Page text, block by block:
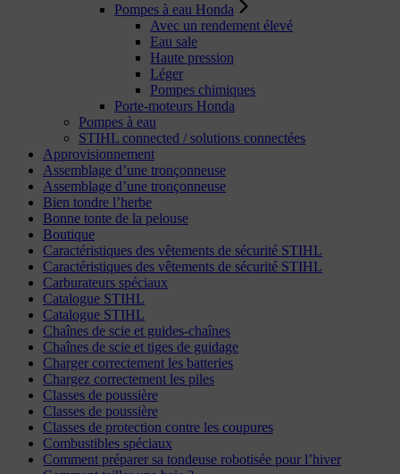
Pompes à eau Honda
Avec un rendement élevé
Eau sale
Haute pression
Léger
Pompes chimiques
Porte-moteurs Honda
Pompes à eau
STIHL connected / solutions connectées
Approvisionnement
Assemblage d’une tronçonneuse
Assemblage d’une tronçonneuse
Bien tondre l’herbe
Bonne tonte de la pelouse
Boutique
Caractéristiques des vêtements de sécurité STIHL
Caractéristiques des vêtements de sécurité STIHL
Carburateurs spéciaux
Catalogue STIHL
Catalogue STIHL
Chaînes de scie et guides-chaînes
Chaînes de scie et tiges de guidage
Charger correctement les batteries
Chargez correctement les piles
Classes de poussière
Classes de poussière
Classes de protection contre les coupures
Combustibles spéciaux
Comment préparer sa tondeuse robotisée pour l’hiver